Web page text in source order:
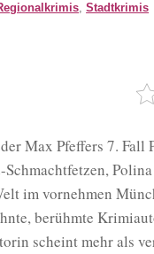
,Stadtkrimis
Max Pfeffers 7. Fall
im vornehmen
berühmte
scheint mehr als